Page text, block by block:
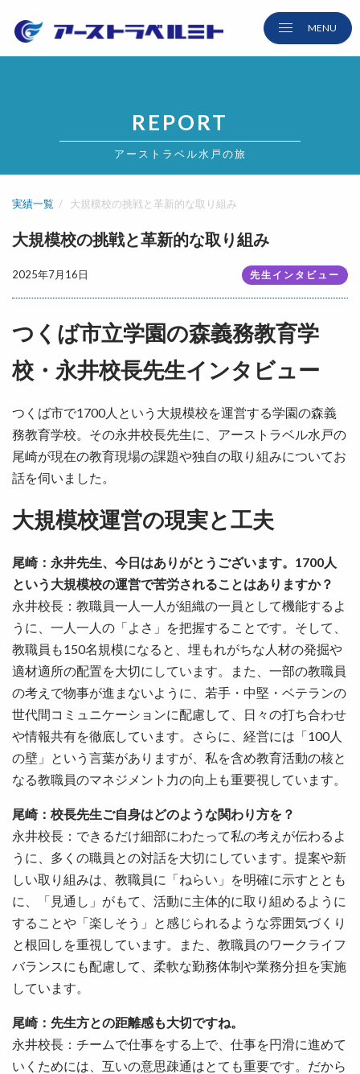
REPORT
アーストラベル水戸の旅
実績一覧 大規模校の挑戦と革新的な取り組み
大規模校の挑戦と革新的な取り組み
2025年7月16日 先生インタビュー
つくば市立学園の森義務教育学
校・永井校長先生インタビュー
つくば市で1700人という大規模校を運営する学園の森義
務教育学校。その永井校長先生に、アーストラベル水戸の
尾崎が現在の教育現場の課題や独自の取り組みについてお
話を伺いました。
大規模校運営の現実と工夫
尾崎：永井先生、今日はありがとうございます。1700人
という大規模校の運営で苦労されることはありますか？
永井校長：教職員一人一人が組織の一員として機能するよ
うに、一人一人の「よさ」を把握することです。そして、
教職員も150名規模になると、埋もれがちな人材の発掘や
適材適所の配置を大切にしています。また、一部の教職員
の考えで物事が進まないように、若手・中堅・ベテランの
世代間コミュニケーションに配慮して、日々の打ち合わせ
や情報共有を徹底しています。さらに、経営には「100人
の壁」という言葉がありますが、私を含め教育活動の核と
なる教職員のマネジメント力の向上も重要視しています。
尾崎：校長先生ご自身はどのような関わり方を？
永井校長：できるだけ細部にわたって私の考えが伝わるよ
うに、多くの職員との対話を大切にしています。提案や新
しい取り組みは、教職員に「ねらい」を明確に示すととも
に、「見通し」がもて、活動に主体的に取り組めるように
することや「楽しそう」と感じられるような雰囲気づくり
と根回しを重視しています。また、教職員のワークライフ
バランスにも配慮して、柔軟な勤務体制や業務分担を実施
しています。
尾崎：先生方との距離感も大切ですね。
永井校長：チームで仕事をする上で、仕事を円滑に進めて
いくためには、互いの意思疎通はとても重要です。だから